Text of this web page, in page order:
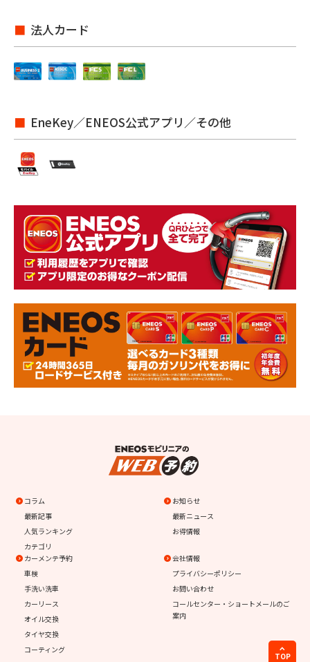
法人カード
EneKey／ENEOS公式アプリ／その他
コラム
最新記事
人気ランキング
カテゴリ
お知らせ
最新ニュース
お得情報
カーメンテ予約
車検
手洗い洗車
カーリース
オイル交換
タイヤ交換
コーティング
会社情報
プライバシーポリシー
お問い合わせ
コールセンター・ショートメールのご
案内
TOP